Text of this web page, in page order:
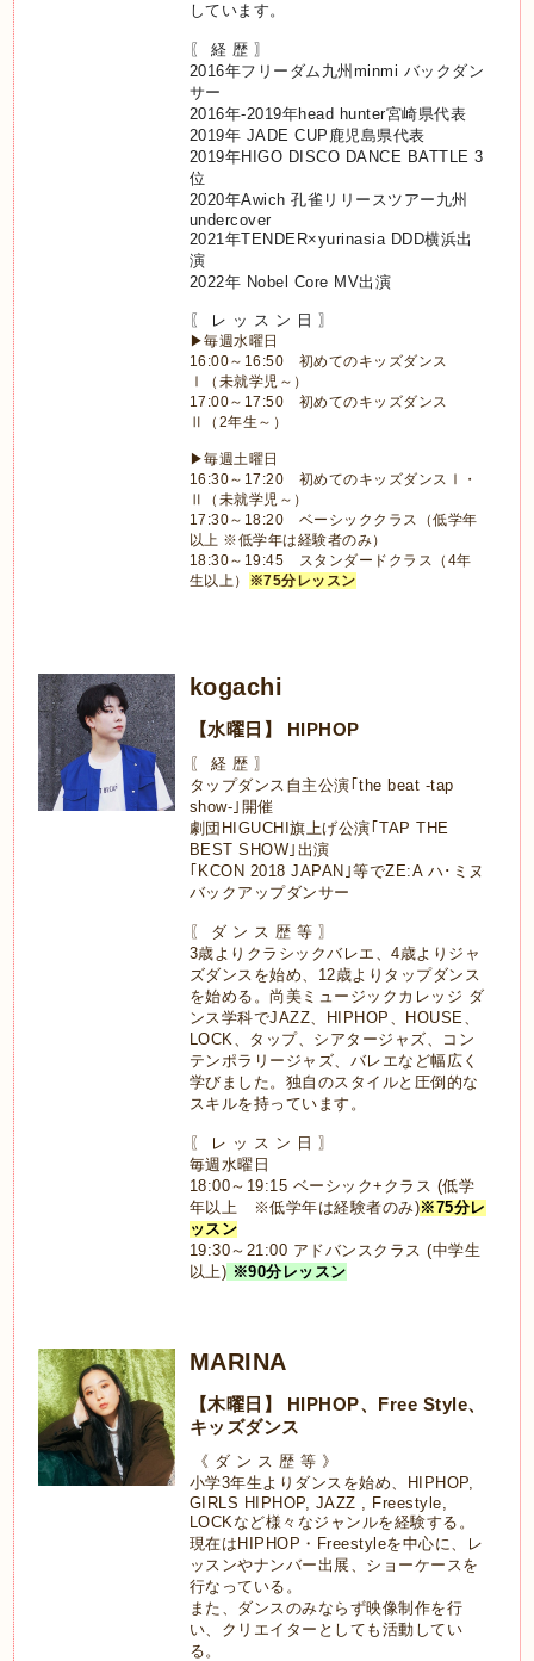
しています。
〖 経 歴 〗
2016年フリーダム九州 minmi バックダン
サー
2016年-2019年head hunter宮崎県代表
2019年 JADE CUP 鹿児島県代表
2019年HIGO DISCO DANCE BATTLE 3
位
2020年Awich孔雀リリースツアー九州
undercover
2021年TENDER×yurinasia DDD横浜出
演
2022年 Nobel Core MV出演
〖 レ ッ ス ン 日 〗
▶毎週水曜日
16:00～16:50 初めてのキッズダンス
Ⅰ（未就学児～）
17:00～17:50 初めてのキッズダンス
Ⅱ（2年生～）
▶毎週土曜日
16:30～17:20 初めてのキッズダンスⅠ・
Ⅱ（未就学児～）
17:30～18:20 ベーシッククラス（低学年
以上 ※低学年は経験者のみ）
18:30～19:45 スタンダードクラス（4年
生以上） ※75分レッスン
kogachi
【水曜日】 HIPHOP
〖 経 歴 〗
タップダンス自主公演｢the beat -tap
show-｣開催
劇団HIGUCHI旗上げ公演｢TAP THE
BEST SHOW｣出演
｢KCON 2018 JAPAN｣等でZE:A ハ･ミヌ
バックアップダンサー
〖 ダ ン ス 歴 等 〗
3歳よりクラシックバレエ、4歳よりジャ
ズダンスを始め、12歳よりタップダンス
を始める。尚美ミュージックカレッジ ダ
ンス学科でJAZZ、HIPHOP、HOUSE、
LOCK、タップ、シアタージャズ、コン
テンポラリージャズ、バレエなど幅広く
学びました。独自のスタイルと圧倒的な
スキルを持っています。
〖 レ ッ ス ン 日 〗
毎週水曜日
18:00～19:15 ベーシック+クラス (低学
年以上 ※低学年は経験者のみ)※75分レ
ッスン
19:30～21:00 アドバンスクラス (中学生
以上) ※90分レッスン
MARINA
【木曜日】 HIPHOP、Free Style、
キッズダンス
《 ダ ン ス 歴 等 》
小学3年生よりダンスを始め、
HIPHOP,
GIRLS HIPHOP, JAZZ , Freestyle,
LOCKなど様々なジャンルを経験する。
現在は HIPHOP ・ Freestyleを中心に、レ
ッスンやナンバー出展、ショーケースを
行なっている。
また、ダンスのみならず映像制作を行
い、クリエイターとしても活動してい
る。